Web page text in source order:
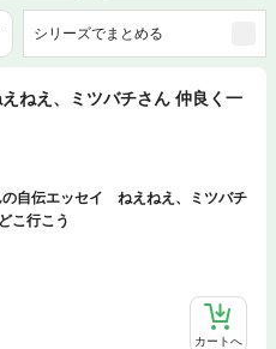
シリーズでまとめる
ねえ、ミツバチさん 仲良く一
の自伝エッセイ ねえねえ、ミツバチ
こ行こう
カートへ